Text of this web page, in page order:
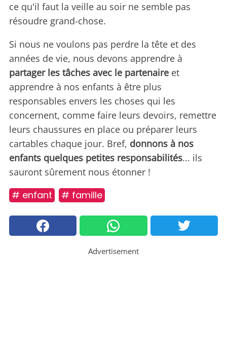
ce qu'il faut la veille au soir ne semble pas
résoudre grand-chose.
Si nous ne voulons pas perdre la tête et des
années de vie, nous devons apprendre à
partager les tâches avec le partenaire et
apprendre à nos enfants à être plus
responsables envers les choses qui les
concernent, comme faire leurs devoirs, remettre
leurs chaussures en place ou préparer leurs
cartables chaque jour. Bref, donnons à nos
enfants quelques petites responsabilités... ils
sauront sûrement nous étonner !
# enfant # famille
Advertisement